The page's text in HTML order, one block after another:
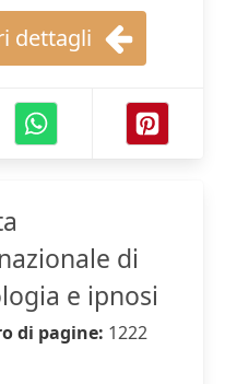
dettagli
di
e ipnosi
di pagine: 1222